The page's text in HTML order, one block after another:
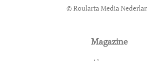
© Roularta Media
Magazine